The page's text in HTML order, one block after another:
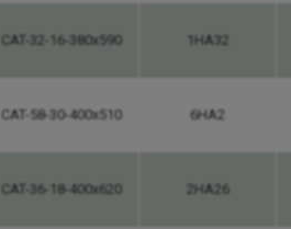
CAT-32-16-380x590 1HA32
CAT-58-30-400x510 6HA2
CAT-36-18-400x620 2HA26